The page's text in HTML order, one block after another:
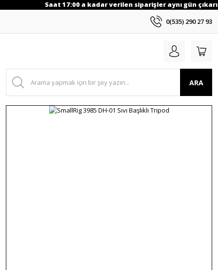
Saat 17:00 a kadar verilen siparişler aynı gün
0(535) 290 27 93
ARA